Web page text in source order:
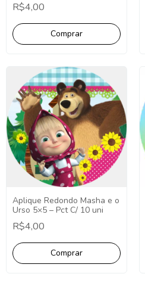
R$4,00
Aplique Redondo Masha e o
Urso 5×5 – Pct C/ 10 uni
R$4,00